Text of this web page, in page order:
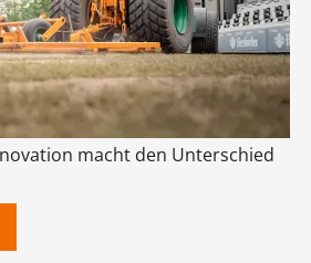
macht den Unterschied